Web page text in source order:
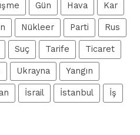
Gün Hava Kar
Nükleer Parti Rus
Suç Tarife Ticaret
Ukrayna Yangın
İsrail İstanbul İş